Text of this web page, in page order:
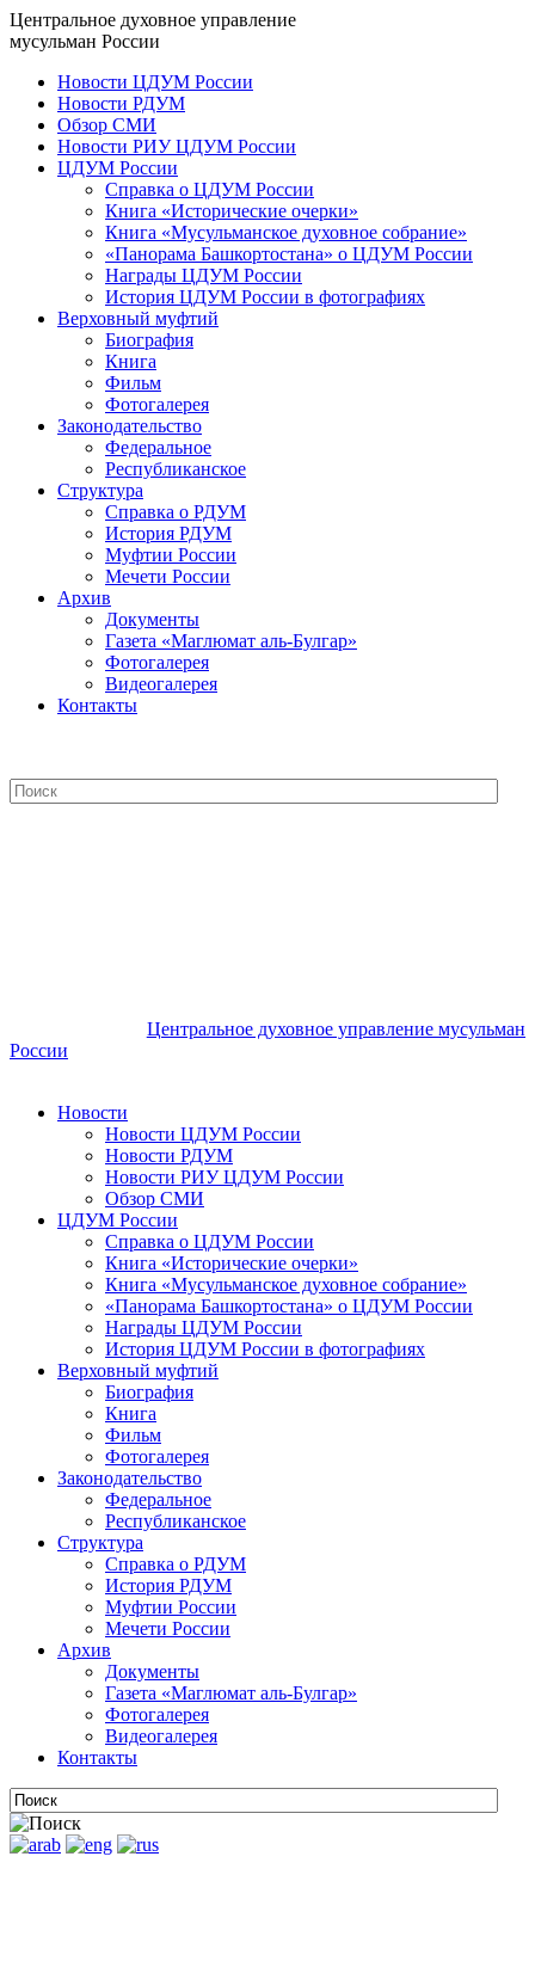
Центральное духовное управление
мусульман России
Новости ЦДУМ России
Новости РДУМ
Обзор СМИ
Новости РИУ ЦДУМ России
ЦДУМ России
Справка о ЦДУМ России
Книга «Исторические очерки»
Книга «Мусульманское духовное собрание»
«Панорама Башкортостана» о ЦДУМ России
Награды ЦДУМ России
История ЦДУМ России в фотографиях
Верховный муфтий
Биография
Книга
Фильм
Фотогалерея
Законодательство
Федеральное
Республиканское
Структура
Справка о РДУМ
История РДУМ
Муфтии России
Мечети России
Архив
Документы
Газета «Маглюмат аль-Булгар»
Фотогалерея
Видеогалерея
Контакты
Центральное духовное управление мусульман
России
Новости
Новости ЦДУМ России
Новости РДУМ
Новости РИУ ЦДУМ России
Обзор СМИ
ЦДУМ России
Справка о ЦДУМ России
Книга «Исторические очерки»
Книга «Мусульманское духовное собрание»
«Панорама Башкортостана» о ЦДУМ России
Награды ЦДУМ России
История ЦДУМ России в фотографиях
Верховный муфтий
Биография
Книга
Фильм
Фотогалерея
Законодательство
Федеральное
Республиканское
Структура
Справка о РДУМ
История РДУМ
Муфтии России
Мечети России
Архив
Документы
Газета «Маглюмат аль-Булгар»
Фотогалерея
Видеогалерея
Контакты